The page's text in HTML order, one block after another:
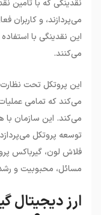
می‌پردازند، و کاربران
این نقدینگی با
می‌کنند.
می‌کند که تمامی
می‌کند. این سازمان
توسعه پروتکل
فلاش لون، گیرباکس
مسائل، محبوبیت و